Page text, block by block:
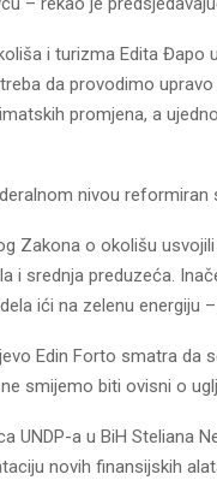
i turizma Edita Đapo
da provodimo
promjena, a
nivou
Zakona o okolišu
i srednja preduzeća.
ići na zelenu energiju
Edin Forto smatra
smijemo biti ovisni o
UNDP-a u BiH Steliana
novih finansijskih